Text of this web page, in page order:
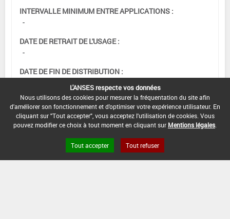
INTERVALLE MINIMUM ENTRE APPLICATIONS :
-
DATE DE RETRAIT DE L'USAGE :
-
DATE DE FIN DE DISTRIBUTION :
DATE DE FIN D'UTILISATION :
30/06/2008
L'ANSES respecte vos données
Nous utilisons des cookies pour mesurer la fréquentation du site afin
d'améliorer son fonctionnement et d'optimiser votre expérience utilisateur. En
cliquant sur "Tout accepter", vous acceptez l'utilisation de cookies. Vous
pouvez modifier ce choix à tout moment en cliquant sur Mentions légales
Tout accepter Tout refuser